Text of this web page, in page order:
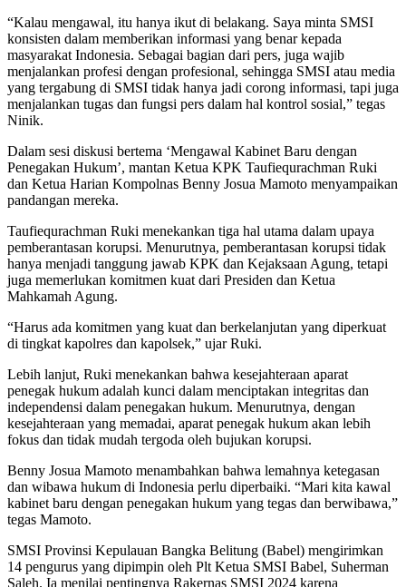
“Kalau mengawal, itu hanya ikut di belakang. Saya minta SMSI
konsisten dalam memberikan informasi yang benar kepada
masyarakat Indonesia. Sebagai bagian dari pers, juga wajib
menjalankan profesi dengan profesional, sehingga SMSI atau media
yang tergabung di SMSI tidak hanya jadi corong informasi, tapi juga
menjalankan tugas dan fungsi pers dalam hal kontrol sosial,” tegas
Ninik.
Dalam sesi diskusi bertema ‘Mengawal Kabinet Baru dengan
Penegakan Hukum’, mantan Ketua KPK Taufiequrachman Ruki
dan Ketua Harian Kompolnas Benny Josua Mamoto menyampaikan
pandangan mereka.
Taufiequrachman Ruki menekankan tiga hal utama dalam upaya
pemberantasan korupsi. Menurutnya, pemberantasan korupsi tidak
hanya menjadi tanggung jawab KPK dan Kejaksaan Agung, tetapi
juga memerlukan komitmen kuat dari Presiden dan Ketua
Mahkamah Agung.
“Harus ada komitmen yang kuat dan berkelanjutan yang diperkuat
di tingkat kapolres dan kapolsek,” ujar Ruki.
Lebih lanjut, Ruki menekankan bahwa kesejahteraan aparat
penegak hukum adalah kunci dalam menciptakan integritas dan
independensi dalam penegakan hukum. Menurutnya, dengan
kesejahteraan yang memadai, aparat penegak hukum akan lebih
fokus dan tidak mudah tergoda oleh bujukan korupsi.
Benny Josua Mamoto menambahkan bahwa lemahnya ketegasan
dan wibawa hukum di Indonesia perlu diperbaiki. “Mari kita kawal
kabinet baru dengan penegakan hukum yang tegas dan berwibawa,”
tegas Mamoto.
SMSI Provinsi Kepulauan Bangka Belitung (Babel) mengirimkan
14 pengurus yang dipimpin oleh Plt Ketua SMSI Babel, Suherman
Saleh. Ia menilai pentingnya Rakernas SMSI 2024 karena